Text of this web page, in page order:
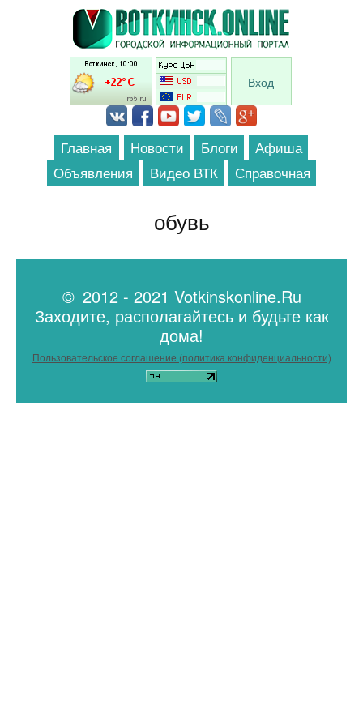
Перейти к основному содержанию
Вход
Главная Новости Блоги
Афиша
Объявления
Видео ВТК Справочная
обувь
© 2012 - 2021 Votkinskonline.Ru
Заходите, располагайтесь и будьте как
дома!
Пользовательское соглашение (политика конфиденциальности)